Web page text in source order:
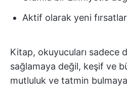
Aktif olarak yeni fırsatlar
Kitap, okuyucuları sadece
sağlamaya değil, keşif ve
mutluluk ve tatmin